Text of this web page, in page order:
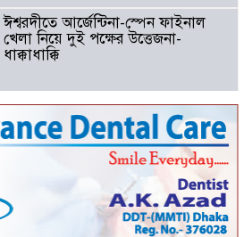
ঈশ্বরদীতে আর্জেন্টিনা-স্পেন ফাইনাল
খেলা নিয়ে দুই পক্ষের উত্তেজনা-
ধাক্কাধাক্কি
বাংলাদেশসহ বাসযোগ্য পৃথিবী গড়তে
গাছ লাগিয়ে অক্সিজেন ফ্যাক্টরী গড়ে
তোলার বিকল্প নেই——বিএনপির
কেন্দ্রিয় নেতা সাবেক এমপি বীর
মুক্তিযোদ্ধা সিরাজুল ইসলাম সরদার